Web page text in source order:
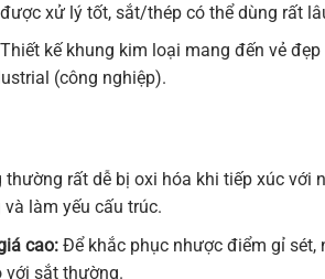
xử lý tốt, sắt/thép có thể dùng rất
kế khung kim loại mang đến vẻ
(công nghiệp).
rất dễ bị oxi hóa khi tiếp xúc với
làm yếu cấu trúc.
cao:Để khắc phục nhược điểm gỉ sét,
với sắt thường.